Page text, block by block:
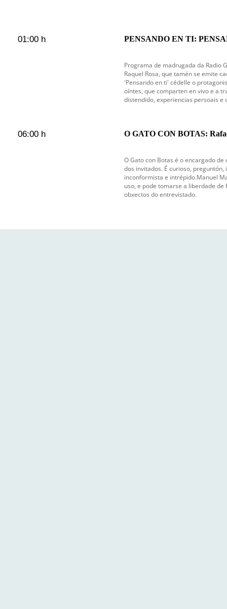
01:00 h PENSANDO EN TI:
Programa de madrugada da Radio
Raquel Rosa, que tamén se emite
'Pensando en ti' cédelle o
oíntes, que comparten en vivo e a
distendido, experiencias persoais
06:00 h O GATO CON BOTAS:
O Gato con Botas é o encargado
dos invitados. É curioso,
inconformista e intrépido.Manuel
uso, e pode tomarse a liberdade
obxectos do entrevistado.